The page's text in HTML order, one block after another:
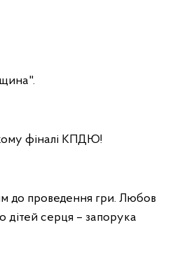
фіналі КПДЮ!
до проведення гри. Любов
дітей серця – запорука